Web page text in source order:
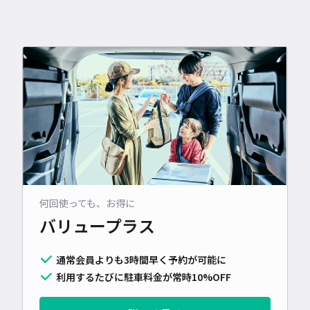
何回使っても、お得に
バリュープラス
通常会員よりも3時間早く予約が可能に
利用するたびに駐車料金が常時10%OFF